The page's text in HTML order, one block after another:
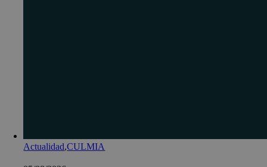
Actualidad,CULMIA